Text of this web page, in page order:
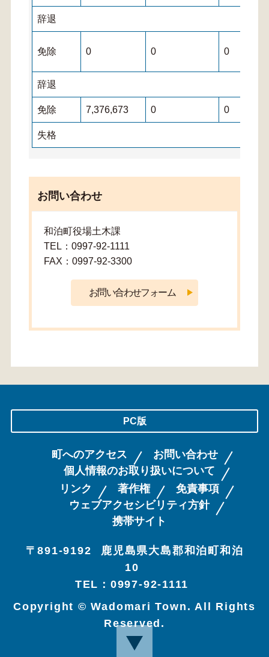
辞退
免除 0 0 0
辞退
免除 7,376,673 0 0
失格
お問い合わせ
和泊町役場土木課
TEL：0997-92-1111
FAX：0997-92-3300
PC版
町へのアクセス
お問い合わせ
個人情報のお取り扱いについて
リンク
著作権
免責事項
ウェブアクセシビリティ方針
携帯サイト
〒891-9192
鹿児島県大島郡和泊町和泊
10
TEL：0997-92-1111
Copyright © Wadomari Town. All Rights
Reserved.